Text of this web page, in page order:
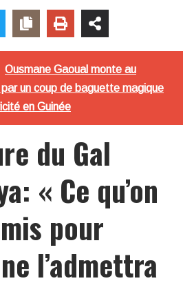
Ousmane Gaoual monte au
un coup de baguette magique
en Guinée
du Gal
« Ce qu’on
pour
l’admettra